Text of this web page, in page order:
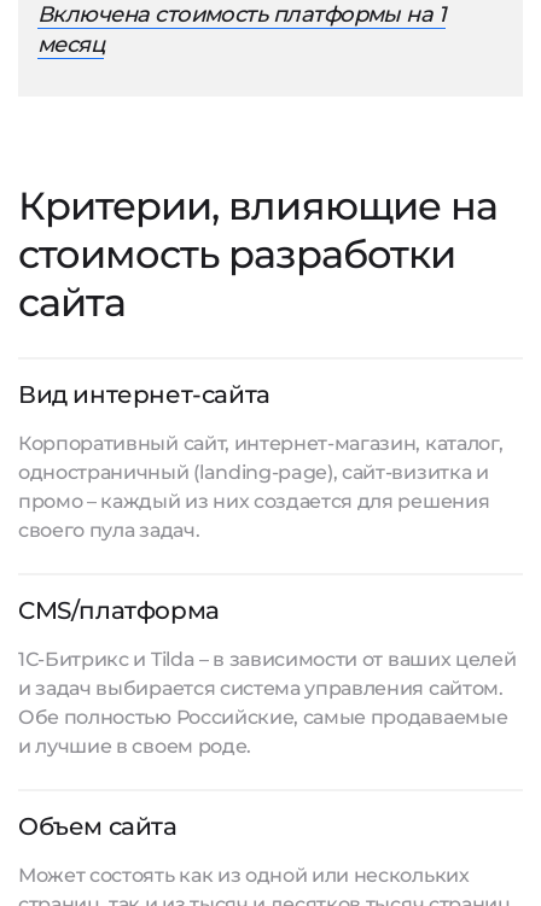
Включена стоимость платформы на 1
месяц
Критерии, влияющие на
стоимость разработки
сайта
Вид интернет-сайта
Корпоративный сайт, интернет-магазин, каталог,
одностраничный (landing-page), сайт-визитка и
промо – каждый из них создается для решения
своего пула задач.
CMS/платформа
1С-Битрикс и Tilda – в зависимости от ваших целей
и задач выбирается система управления сайтом.
Обе полностью Российские, самые продаваемые
и лучшие в своем роде.
Объем сайта
Может состоять как из одной или нескольких